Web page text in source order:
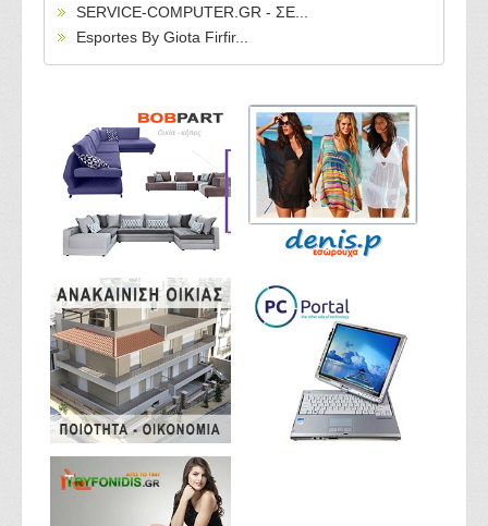
SERVICE-COMPUTER.GR - ΣΕ...
Esportes By Giota Firfir...